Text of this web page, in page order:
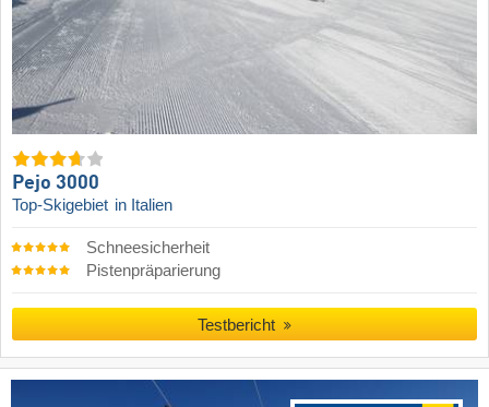
Pejo 3000
Top-Skigebiet in Italien
Schneesicherheit
Pistenpräparierung
Testbericht